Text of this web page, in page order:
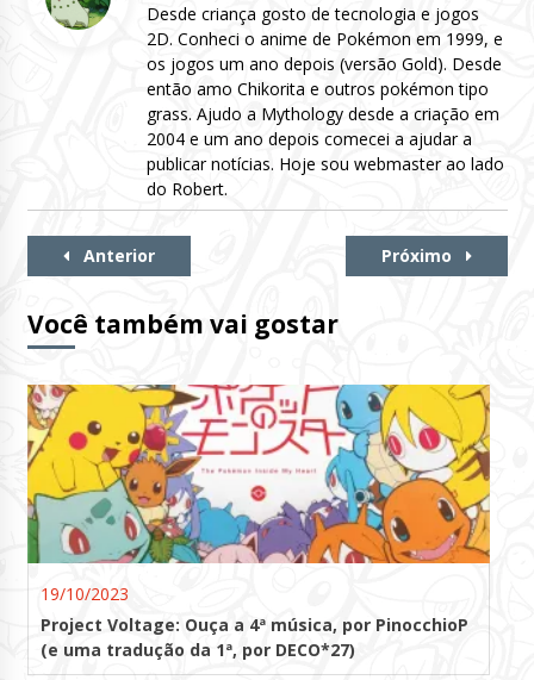
Desde criança gosto de tecnologia e jogos
2D. Conheci o anime de Pokémon em 1999, e
os jogos um ano depois (versão Gold). Desde
então amo Chikorita e outros pokémon tipo
grass. Ajudo a Mythology desde a criação em
2004 e um ano depois comecei a ajudar a
publicar notícias. Hoje sou webmaster ao lado
do Robert.
Continue
Anterior Próximo
Você também vai gostar
19/10/2023
Project Voltage: Ouça a 4ª música, por PinocchioP
(e uma tradução da 1ª, por DECO*27)